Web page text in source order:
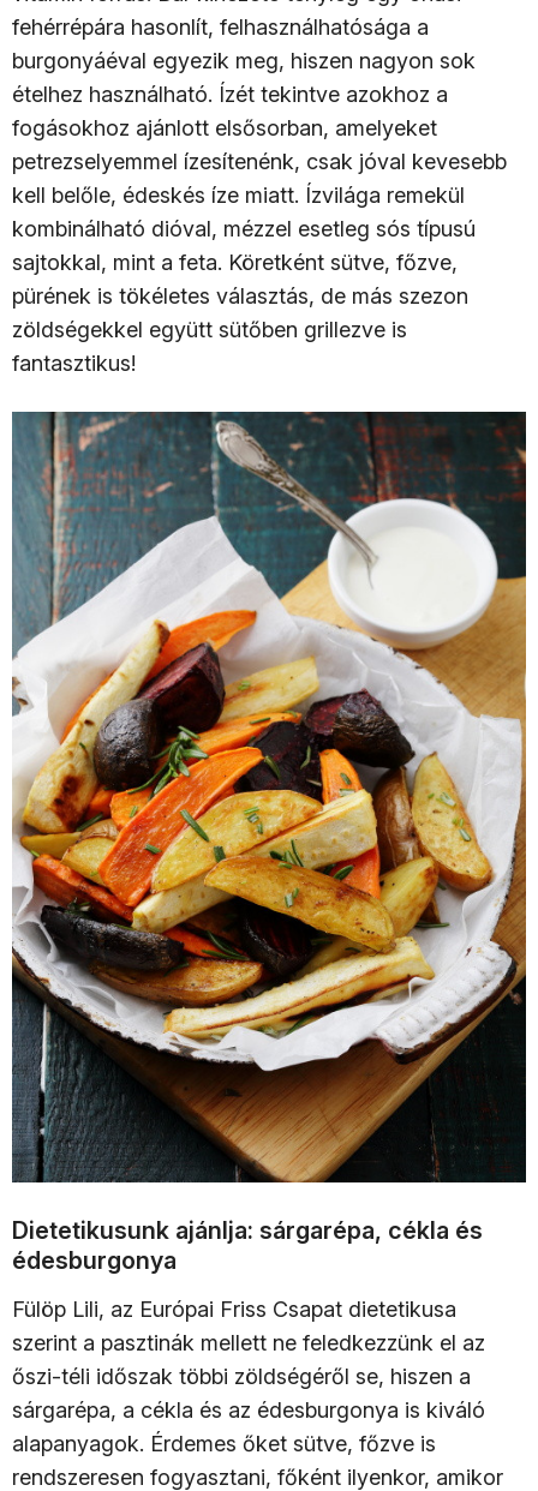
fehérrépára hasonlít, felhasználhatósága a
burgonyáéval egyezik meg, hiszen nagyon sok
ételhez használható. Ízét tekintve azokhoz a
fogásokhoz ajánlott elsősorban, amelyeket
petrezselyemmel ízesítenénk, csak jóval kevesebb
kell belőle, édeskés íze miatt. Ízvilága remekül
kombinálható dióval, mézzel esetleg sós típusú
sajtokkal, mint a feta. Köretként sütve, főzve,
pürének is tökéletes választás, de más szezon
zöldségekkel együtt sütőben grillezve is
fantasztikus!
Dietetikusunk ajánlja: sárgarépa, cékla és
édesburgonya
Fülöp Lili, az Európai Friss Csapat dietetikusa
szerint a pasztinák mellett ne feledkezzünk el az
őszi-téli időszak többi zöldségéről se, hiszen a
sárgarépa, a cékla és az édesburgonya is kiváló
alapanyagok. Érdemes őket sütve, főzve is
rendszeresen fogyasztani, főként ilyenkor, amikor